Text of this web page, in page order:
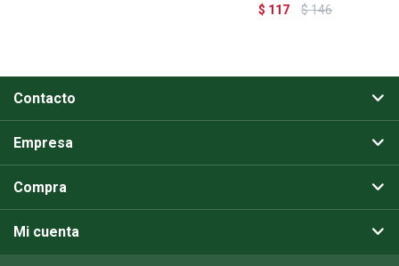
$ 117 $146
Contacto
Empresa
Compra
Mi cuenta